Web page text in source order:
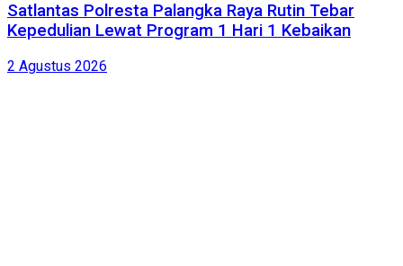
Satlantas Polresta Palangka Raya Rutin Tebar
Kepedulian Lewat Program 1 Hari 1 Kebaikan
2 Agustus 2026